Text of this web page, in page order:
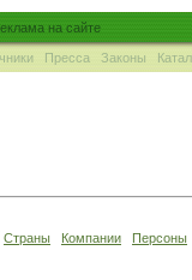
на сайте
Пресса Законы
Страны Компании Персоны